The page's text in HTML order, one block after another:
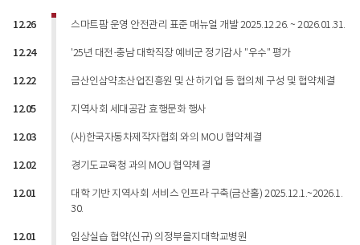
12.26 스마트팜 운영 안전관리 표준 매뉴얼 개발 2025.12.26. ~ 2026.01.31.
12.24 '25년 대전·충남 대학직장 예비군 정기감사 "우수" 평가
12.22 금산인삼약초산업진흥원 및 산하기업 등 협의체 구성 및 협약체결
12.05 지역사회 세대공감 효행문화 행사
12.03 (사)한국자동차제작자협회 와의 MOU 협약체결
12.02 경기도교육청 과의 MOU 협약체결
12.01
대학 기반 지역사회 서비스 인프라 구축(금산홀) 2025.12.1.~2026.1.
30.
12.01 임상실습 협약(신규) 의정부을지대학교병원